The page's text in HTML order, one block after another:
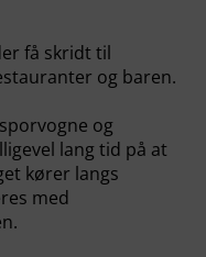
få skridt til
og baren.
og
lang tid på at
kører langs
med